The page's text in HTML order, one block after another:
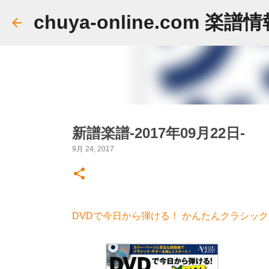
chuya-online.com 楽譜情
新譜楽譜-2017年09月22日-
9月 24, 2017
DVDで今日から弾ける！ かんたんクラシッ